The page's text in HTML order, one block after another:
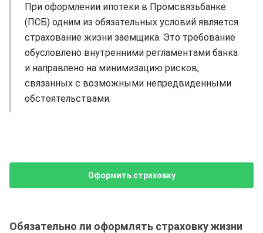
При оформлении ипотеки в Промсвязьбанке
(ПСБ) одним из обязательных условий является
страхование жизни заемщика. Это требование
обусловлено внутренними регламентами банка
и направлено на минимизацию рисков,
связанных с возможными непредвиденными
обстоятельствами.
Оформить страховку
Обязательно ли оформлять страховку жизни